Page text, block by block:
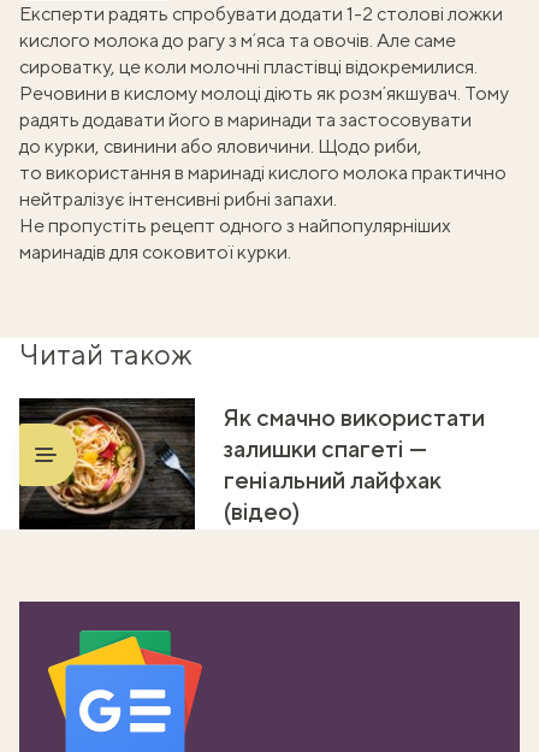
Експерти радять спробувати додати 1-2 столові ложки
кислого молока до рагу з мʼяса та овочів. Але саме
сироватку, це коли молочні пластівці відокремилися.
Речовини в кислому молоці діють як розмʼякшувач. Тому
радять додавати його в маринади та застосовувати
до курки, свинини або яловичини. Щодо риби,
то використання в маринаді кислого молока практично
нейтралізує інтенсивні рибні запахи.
Не пропустіть рецепт одного з найпопулярніших
маринадів для соковитої курки.
Читай також
Як смачно використати
залишки спагеті —
геніальний лайфхак
(відео)